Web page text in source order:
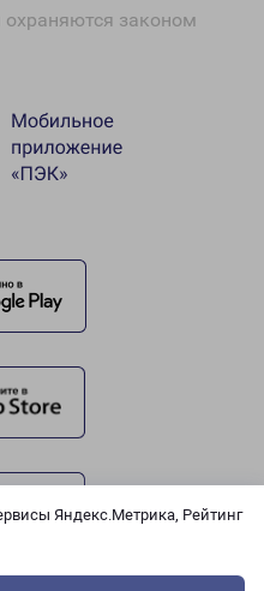
Яндекс.Метрика, Рейтинг
законом